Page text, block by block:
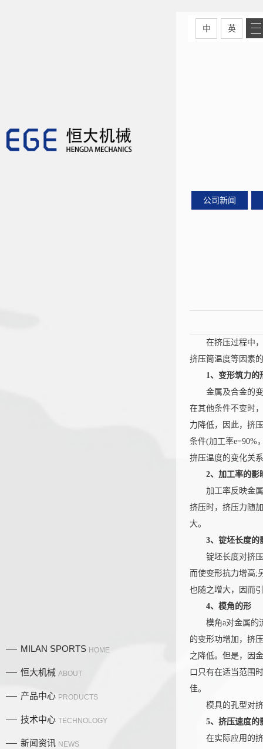
MILAN SPORTS HOME
恒大机械 ABOUT
产品中心 PRODUCTS
技术中心 TECHNOLOGY
新闻资讯 NEWS
中 英
公司新闻
在挤压过程中，
挤压筒温度等因素
1、变形筑力的
金属及合金的变
在其他条件不变时
力降低，因此，挤
条件(加工率e=90%
拚压温度的变化关
2、加工率的影
加工率反映金属
挤压时，挤压力随
大。
3、锭坯长度的
锭坯长度对挤压
而使变形抗力增高;
也随之增大，因而
4、模角的形
模角a对金属的流
的变形功增加，挤
之降低。但是，因
口只有在适当范围
佳。
模具的孔型对挤
5、挤压速度的
在实际应用的挤
恒